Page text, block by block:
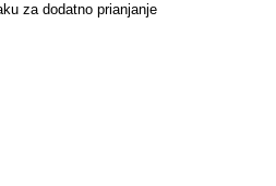
za dodatno prianjanje